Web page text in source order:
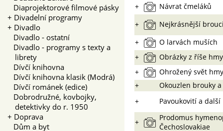
Diaprojektorové filmové pásky
+ Divadelní programy
+ Divadlo
Divadlo - ostatní
Divadlo - programy s texty a
librety
Dívčí knihovna
Dívčí knihovna klasik (Modrá)
Dívčí románek (edice)
Dobrodružné, kovbojky,
detektivky do r. 1950
+ Doprava
Dům a byt
+
Návrat čmeláků
+
Nejkrásnější
+
O larvách muších
+
Obrázky z říše
+
Ohrožený svět
+
Okouzlen brouky
+
Pavoukovití a
+
Prodomus
Čechoslovakiae